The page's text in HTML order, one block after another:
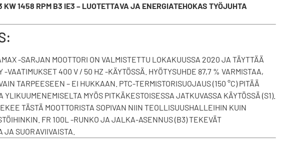
KW 1458 RPM B3 IE3 – LUOTETTAVA JA ENERGIATEHOKAS TYÖJUHTA
-SARJAN MOOTTORI ON VALMISTETTU LOKAKUUSSA 2020 JA TÄYTTÄÄ
-VAATIMUKSET 400 V / 50 HZ -KÄYTÖSSÄ. HYÖTYSUHDE 87,7 % VARMISTAA,
TARPEESEEN – EI HUKKAAN. PTC-TERMISTORISUOJAUS (150 °C) PITÄÄ
YLIKUUMENEMISELTA MYÖS PITKÄKESTOISESSA JATKUVASSA KÄYTÖSSÄ (S1).
TÄSTÄ MOOTTORISTA SOPIVAN NIIN TEOLLISUUSHALLEIHIN KUIN
FR 100L -RUNKO JA JALKA-ASENNUS (B3) TEKEVÄT
SUORAVIIVAISTA.